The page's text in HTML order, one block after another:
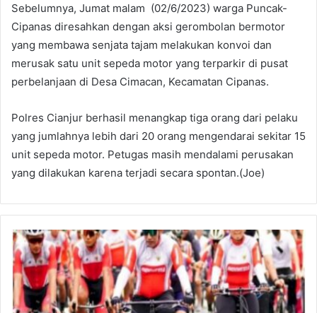
Sebelumnya, Jumat malam (02/6/2023) warga Puncak-
Cipanas diresahkan dengan aksi gerombolan bermotor
yang membawa senjata tajam melakukan konvoi dan
merusak satu unit sepeda motor yang terparkir di pusat
perbelanjaan di Desa Cimacan, Kecamatan Cipanas.
Polres Cianjur berhasil menangkap tiga orang dari pelaku
yang jumlahnya lebih dari 20 orang mengendarai sekitar 15
unit sepeda motor. Petugas masih mendalami perusakan
yang dilakukan karena terjadi secara spontan.(Joe)